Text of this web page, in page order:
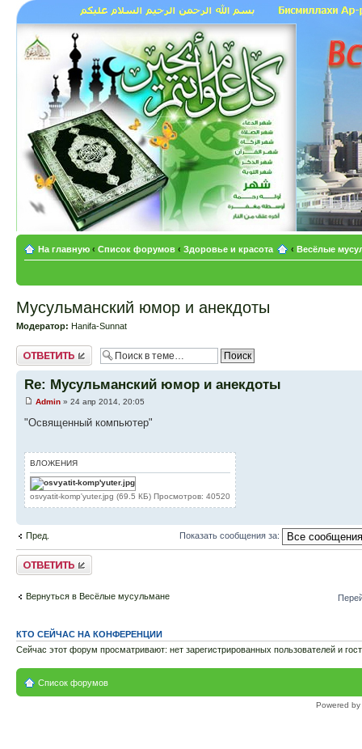
На главную ‹ Список форумов ‹ Здоровье и красота ‹ Весёлые
Мусульманский юмор и анекдоты
Модератор: Hanifa-Sunnat
Ответить
Re: Мусульманский юмор и анекдоты
Admin » 24 апр 2014, 20:05
"Освященный компьютер"
ВЛОЖЕНИЯ
osvyatit-komp'yuter.jpg (69.5 КБ) Просмотров: 40520
Пред. Показать сообщения за:
Ответить
Вернуться в Весёлые мусульмане
КТО СЕЙЧАС НА КОНФЕРЕНЦИИ
Сейчас этот форум просматривают: нет зарегистрированных пользователей и
Список форумов
Powered by